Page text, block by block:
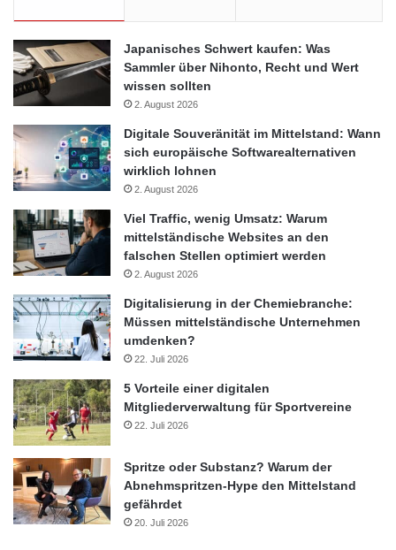
Japanisches Schwert kaufen: Was
Sammler über Nihonto, Recht und Wert
wissen sollten
2. August 2026
Digitale Souveränität im Mittelstand: Wann
sich europäische Softwarealternativen
wirklich lohnen
2. August 2026
Viel Traffic, wenig Umsatz: Warum
mittelständische Websites an den
falschen Stellen optimiert werden
2. August 2026
Digitalisierung in der Chemiebranche:
Müssen mittelständische Unternehmen
umdenken?
22. Juli 2026
5 Vorteile einer digitalen
Mitgliederverwaltung für Sportvereine
22. Juli 2026
Spritze oder Substanz? Warum der
Abnehmspritzen-Hype den Mittelstand
gefährdet
20. Juli 2026